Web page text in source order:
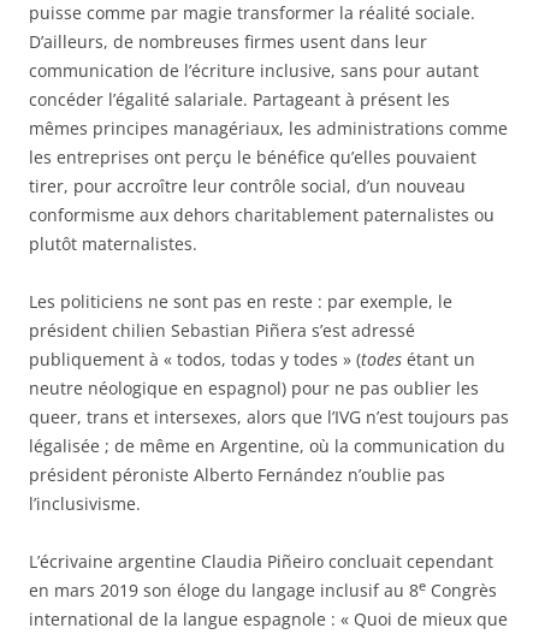
puisse comme par magie transformer la réalité sociale.
D’ailleurs, de nombreuses firmes usent dans leur
communication de l’écriture inclusive, sans pour autant
concéder l’égalité salariale. Partageant à présent les
mêmes principes managériaux, les administrations comme
les entreprises ont perçu le bénéfice qu’elles pouvaient
tirer, pour accroître leur contrôle social, d’un nouveau
conformisme aux dehors charitablement paternalistes ou
plutôt maternalistes.
Les politiciens ne sont pas en reste : par exemple, le
président chilien Sebastian Piñera s’est adressé
publiquement à « todos, todas y todes » (todes étant un
neutre néologique en espagnol) pour ne pas oublier les
queer, trans et intersexes, alors que l’IVG n’est toujours pas
légalisée ; de même en Argentine, où la communication du
président péroniste Alberto Fernández n’oublie pas
l’inclusivisme.
L’écrivaine argentine Claudia Piñeiro concluait cependant
en mars 2019 son éloge du langage inclusif au 8e Congrès
international de la langue espagnole : « Quoi de mieux que